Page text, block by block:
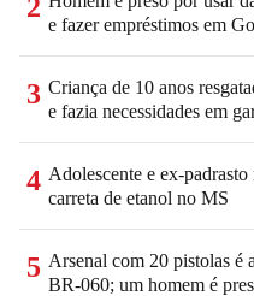
2
e fazer empréstimos em
3 Criança de 10 anos
e fazia necessidades em
4 Adolescente e ex-
carreta de etanol no MS
5 Arsenal com 20 pistolas é
BR-060; um homem é